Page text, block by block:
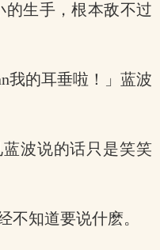
的生手，根本敌不过
我的耳垂啦！」蓝波
蓝波说的话只是笑笑
知道要说什麽。